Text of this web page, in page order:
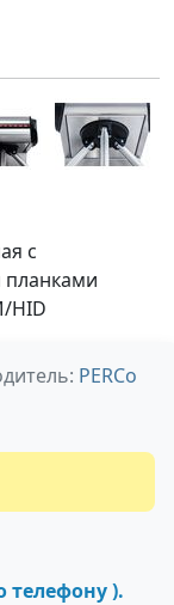
с
HID
PERCo
телефону ).